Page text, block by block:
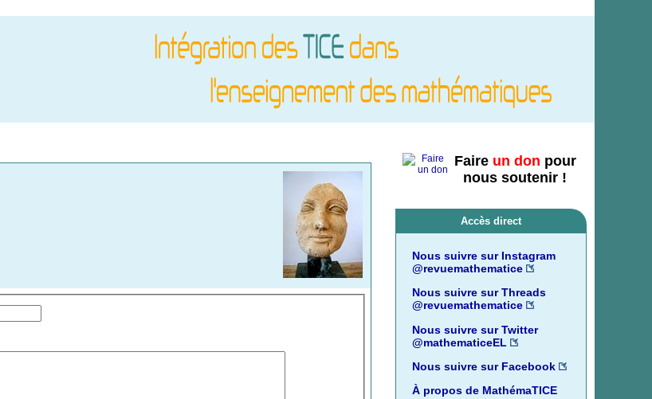
Faire un don pour
nous soutenir !
Accès direct
Nous suivre sur Instagram
@revuemathematice
Nous suivre sur Threads
@revuemathematice
Nous suivre sur Twitter
@mathematiceEL
Nous suivre sur Facebook
À propos de MathémaTICE